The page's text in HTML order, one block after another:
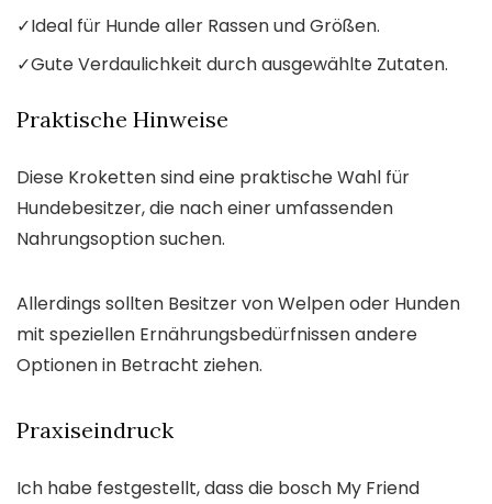
✓Ideal für Hunde aller Rassen und Größen.
✓Gute Verdaulichkeit durch ausgewählte Zutaten.
Praktische Hinweise
Diese Kroketten sind eine praktische Wahl für
Hundebesitzer, die nach einer umfassenden
Nahrungsoption suchen.
Allerdings sollten Besitzer von Welpen oder Hunden
mit speziellen Ernährungsbedürfnissen andere
Optionen in Betracht ziehen.
Praxiseindruck
Ich habe festgestellt, dass die bosch My Friend